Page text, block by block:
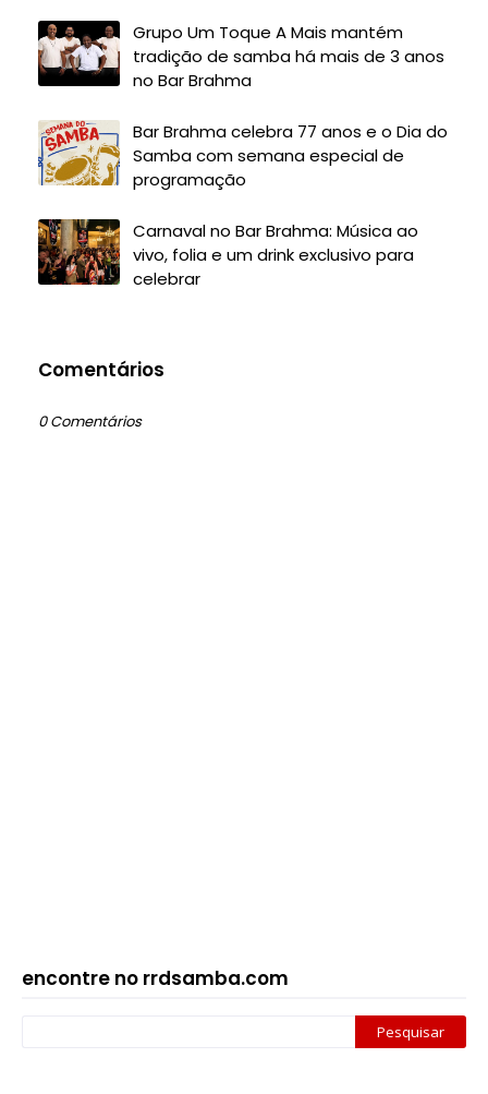
Grupo Um Toque A Mais mantém
tradição de samba há mais de 3 anos
no Bar Brahma
Bar Brahma celebra 77 anos e o Dia do
Samba com semana especial de
programação
Carnaval no Bar Brahma: Música ao
vivo, folia e um drink exclusivo para
celebrar
Comentários
0 Comentários
encontre no rrdsamba.com